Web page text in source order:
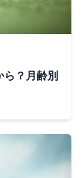
？月齢別